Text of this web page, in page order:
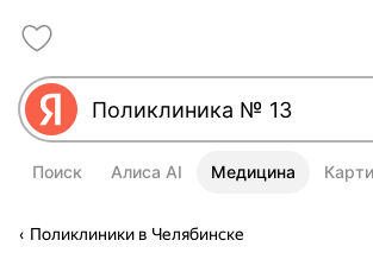
Поиск Алиса AI Медицина
Поликлиники в Челябинске